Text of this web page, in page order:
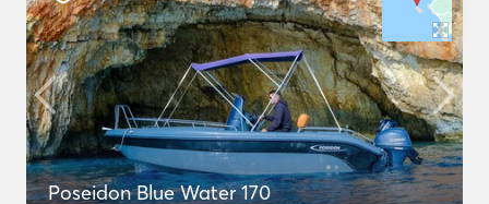
Poseidon Blue Water 170